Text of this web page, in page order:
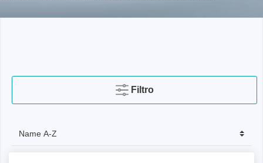
Filtro